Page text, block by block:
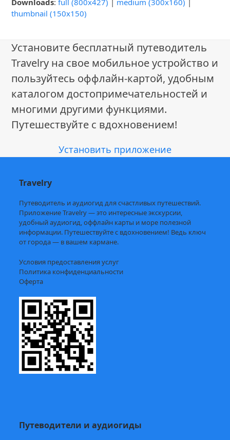
Downloads:full (800x427) | medium (300x160) |
thumbnail (150x150)
Установите бесплатный путеводитель
Travelry на свое мобильное устройство и
пользуйтесь оффлайн-картой, удобным
каталогом достопримечательностей и
многими другими функциями.
Путешествуйте с вдохновением!
Установить приложение
Travelry
Путеводитель и аудиогид для счастливых путешествий.
Приложение Travelry — это интересные экскурсии,
удобный аудиогид, оффлайн карты и море полезной
информации. Путешествуйте с вдохновением! Ведь ключ
от города — в вашем кармане.
Условия предоставления услуг
Политика конфиденциальности
Оферта
Путеводители и аудиогиды